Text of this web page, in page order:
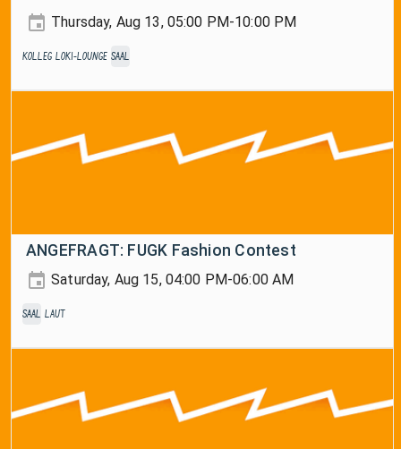
Thursday, Aug 13, 05:00 PM-10:00 PM
Kolleg Loki-Lounge Saal
ANGEFRAGT: FUGK Fashion Contest
Saturday, Aug 15, 04:00 PM-06:00 AM
Saal laut